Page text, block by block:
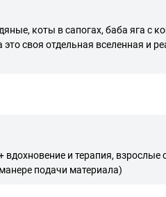
коты в сапогах, баба яга с
своя отдельная вселенная и
и терапия, взрослые
подачи материала)